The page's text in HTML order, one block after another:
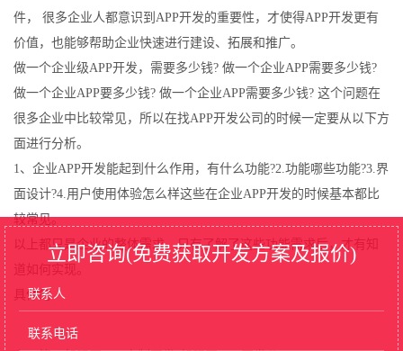
件， 很多企业人都意识到APP开发的重要性，才使得APP开发更有
价值，也能够帮助企业快速进行建设、拓展和推广。
做一个企业级APP开发，需要多少钱? 做一个企业APP需要多少钱?
做一个企业APP要多少钱? 做一个企业APP需要多少钱? 这个问题在
很多企业中比较常见，所以在找APP开发公司的时候一定要从以下方
面进行分析。
1、企业APP开发能起到什么作用，有什么功能?2.功能哪些功能?3.界
面设计?4.用户使用体验怎么样这些在企业APP开发的时候基本都比
较常见。
以上都只是企业的整体需求，只有了解了这些功能需求后，才有知
道如何实现。
具体的
立即咨询(免费获取开发方案及报价)